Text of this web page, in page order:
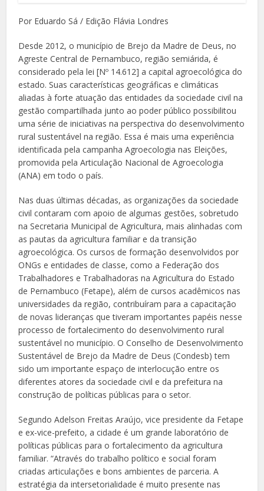
Por Eduardo Sá / Edição Flávia Londres
Desde 2012, o município de Brejo da Madre de Deus, no
Agreste Central de Pernambuco, região semiárida, é
considerado pela lei [Nº 14.612] a capital agroecológica do
estado. Suas características geográficas e climáticas
aliadas à forte atuação das entidades da sociedade civil na
gestão compartilhada junto ao poder público possibilitou
uma série de iniciativas na perspectiva do desenvolvimento
rural sustentável na região. Essa é mais uma experiência
identificada pela campanha Agroecologia nas Eleições,
promovida pela Articulação Nacional de Agroecologia
(ANA) em todo o país.
Nas duas últimas décadas, as organizações da sociedade
civil contaram com apoio de algumas gestões, sobretudo
na Secretaria Municipal de Agricultura, mais alinhadas com
as pautas da agricultura familiar e da transição
agroecológica. Os cursos de formação desenvolvidos por
ONGs e entidades de classe, como a Federação dos
Trabalhadores e Trabalhadoras na Agricultura do Estado
de Pernambuco (Fetape), além de cursos acadêmicos nas
universidades da região, contribuíram para a capacitação
de novas lideranças que tiveram importantes papéis nesse
processo de fortalecimento do desenvolvimento rural
sustentável no município. O Conselho de Desenvolvimento
Sustentável de Brejo da Madre de Deus (Condesb) tem
sido um importante espaço de interlocução entre os
diferentes atores da sociedade civil e da prefeitura na
construção de políticas públicas para o setor.
Segundo Adelson Freitas Araújo, vice presidente da Fetape
e ex-vice-prefeito, a cidade é um grande laboratório de
políticas públicas para o fortalecimento da agricultura
familiar. “Através do trabalho político e social foram
criadas articulações e bons ambientes de parceria. A
estratégia da intersetorialidade é muito presente nas